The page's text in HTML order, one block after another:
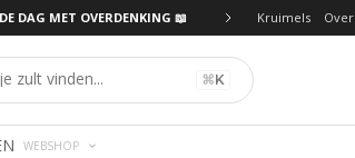
DE DAG MET OVERDENKING 📖 Kruimels
⌘K
WEBSHOP